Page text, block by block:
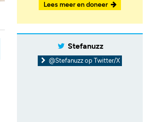
Lees meer en doneer
Stefanuzz
@Stefanuzz op Twitter/X